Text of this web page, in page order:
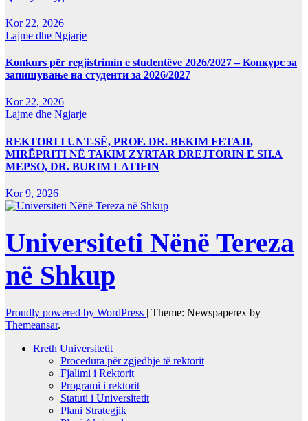
Kor 22, 2026
Lajme dhe Ngjarje
Konkurs për regjistrimin e studentëve 2026/2027 – Конкурс за
запишување на студенти за 2026/2027
Kor 22, 2026
Lajme dhe Ngjarje
REKTORI I UNT-SË, PROF. DR. BEKIM FETAJI,
MIRËPRITI NË TAKIM ZYRTAR DREJTORIN E SH.A
MEPSO, DR. BURIM LATIFIN
Kor 9, 2026
Universiteti Nënë Tereza
në Shkup
Proudly powered by WordPress | Theme: Newspaperex by
Themeansar.
Rreth Universitetit
Procedura për zgjedhje të rektorit
Fjalimi i Rektorit
Programi i rektorit
Statuti i Universitetit
Plani Strategjik